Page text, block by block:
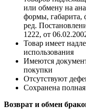
или обмену на
формы, габарита,
ред.
1222, от
Товар имеет
использования
Имеются
покупки
Отсутствуют
Сохранена
Возврат и обмен